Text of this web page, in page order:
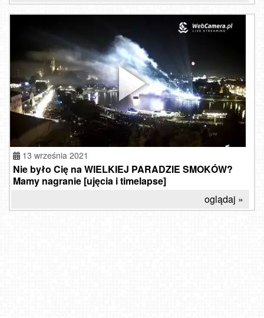
13 września 2021
Nie było Cię na WIELKIEJ PARADZIE SMOKÓW?
Mamy nagranie [ujęcia i timelapse]
oglądaj »